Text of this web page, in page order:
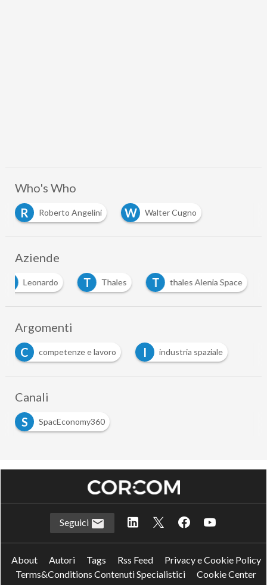
Who's Who
R
Roberto Angelini W Walter Cugno
Aziende
Leonardo T Thales T thales Alenia Space
Argomenti
C
competenze e lavoro I industria spaziale
Canali
S
SpacEconomy360
Seguici
About Autori Tags Rss Feed
Privacy e Cookie Policy
Terms&Conditions Contenuti Specialistici
Cookie Center